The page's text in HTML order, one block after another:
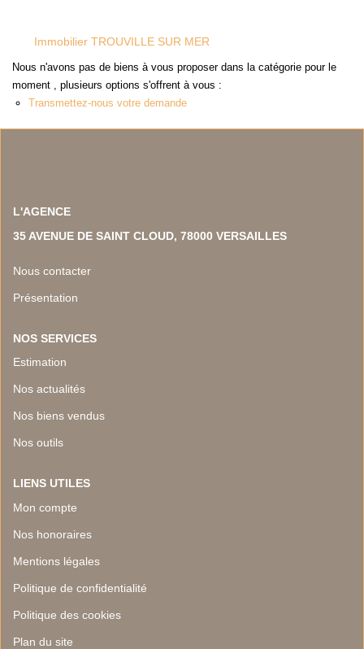
Immobilier TROUVILLE SUR MER
Nous n'avons pas de biens à vous proposer dans la catégorie pour le
moment , plusieurs options s'offrent à vous :
Transmettez-nous votre demande
L'AGENCE
35 AVENUE DE SAINT CLOUD, 78000 VERSAILLES
Nous contacter
Présentation
NOS SERVICES
Estimation
Nos actualités
Nos biens vendus
Nos outils
LIENS UTILES
Mon compte
Nos honoraires
Mentions légales
Politique de confidentialité
Politique des cookies
Plan du site